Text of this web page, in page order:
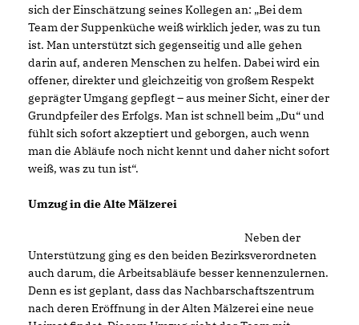
sich der Einschätzung seines Kollegen an: „Bei dem
Team der Suppenküche weiß wirklich jeder, was zu tun
ist. Man unterstützt sich gegenseitig und alle gehen
darin auf, anderen Menschen zu helfen. Dabei wird ein
offener, direkter und gleichzeitig von großem Respekt
geprägter Umgang gepflegt – aus meiner Sicht, einer der
Grundpfeiler des Erfolgs. Man ist schnell beim „Du“ und
fühlt sich sofort akzeptiert und geborgen, auch wenn
man die Abläufe noch nicht kennt und daher nicht sofort
weiß, was zu tun ist“.
Umzug in die Alte Mälzerei
Neben der
Unterstützung ging es den beiden Bezirksverordneten
auch darum, die Arbeitsabläufe besser kennenzulernen.
Denn es ist geplant, dass das Nachbarschaftszentrum
nach deren Eröffnung in der Alten Mälzerei eine neue